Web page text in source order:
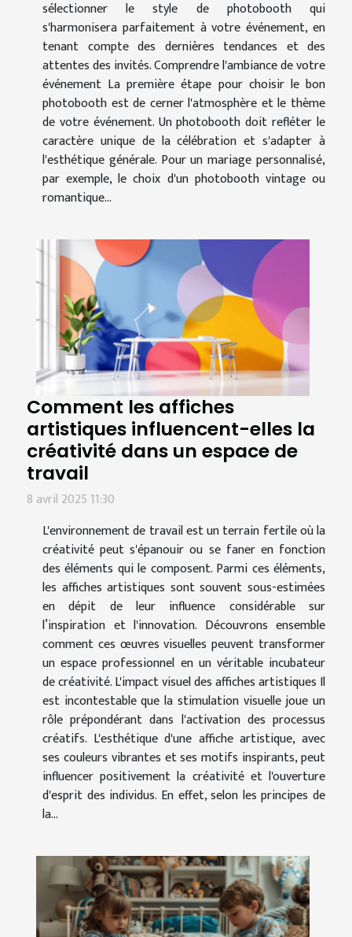
sélectionner le style de photobooth qui
s'harmonisera parfaitement à votre événement, en
tenant compte des dernières tendances et des
attentes des invités. Comprendre l'ambiance de votre
événement La première étape pour choisir le bon
photobooth est de cerner l'atmosphère et le thème
de votre événement. Un photobooth doit refléter le
caractère unique de la célébration et s'adapter à
l'esthétique générale. Pour un mariage personnalisé,
par exemple, le choix d'un photobooth vintage ou
romantique...
Comment les affiches
artistiques influencent-elles la
créativité dans un espace de
travail
8 avril 2025 11:30
L'environnement de travail est un terrain fertile où la
créativité peut s'épanouir ou se faner en fonction
des éléments qui le composent. Parmi ces éléments,
les affiches artistiques sont souvent sous-estimées
en dépit de leur influence considérable sur
l’inspiration et l'innovation. Découvrons ensemble
comment ces œuvres visuelles peuvent transformer
un espace professionnel en un véritable incubateur
de créativité. L'impact visuel des affiches artistiques Il
est incontestable que la stimulation visuelle joue un
rôle prépondérant dans l'activation des processus
créatifs. L'esthétique d'une affiche artistique, avec
ses couleurs vibrantes et ses motifs inspirants, peut
influencer positivement la créativité et l'ouverture
d'esprit des individus. En effet, selon les principes de
la...